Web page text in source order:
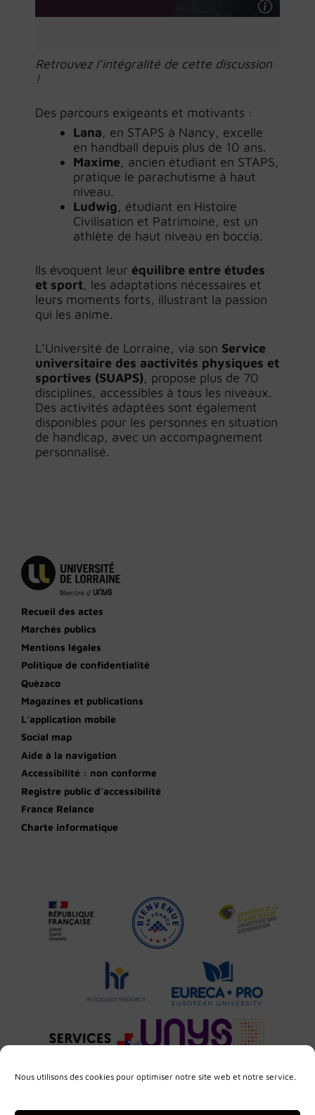
Nous utilisons des cookies pour optimiser notre site web et notre service.
Retrouvez l’intégralité de cette discussion
!
Des parcours exigeants et motivants :
Lana, en STAPS à Nancy, excelle
en handball depuis plus de 10 ans.
Maxime, ancien étudiant en STAPS,
pratique le parachutisme à haut
niveau.
Ludwig, étudiant en Histoire
Civilisation et Patrimoine, est un
athlète de haut niveau en boccia.
Ils évoquent leur équilibre entre études
et sport, les adaptations nécessaires et
leurs moments forts, illustrant la passion
qui les anime.
L’Université de Lorraine, via son Service
universitaire des aactivités physiques et
sportives (SUAPS), propose plus de 70
disciplines, accessibles à tous les niveaux.
Des activités adaptées sont également
disponibles pour les personnes en situation
de handicap, avec un accompagnement
personnalisé.
Recueil des actes
Marchés publics
Mentions légales
Politique de confidentialité
Quèzaco
Magazines et publications
L’application mobile
Social map
Aide à la navigation
Accessibilité : non conforme
Registre public d’accessibilité
France Relance
Charte informatique